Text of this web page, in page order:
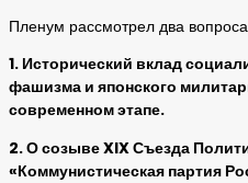
Пленум рассмотрел два
1. Исторический вклад
фашизма и японского
современном этапе.
2. О созывеXIXСъезда
«Коммунистическая партия